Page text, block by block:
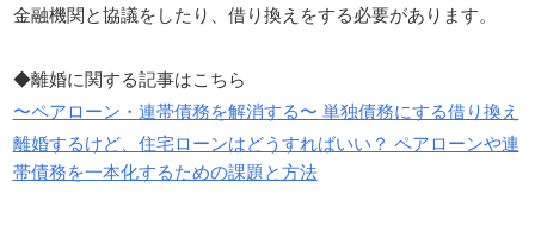
金融機関と協議をしたり、借り換えをする必要があります。
◆離婚に関する記事はこちら
〜ペアローン・連帯債務を解消する〜 単独債務にする借り換え
離婚するけど、住宅ローンはどうすればいい？ ペアローンや連
帯債務を一本化するための課題と方法